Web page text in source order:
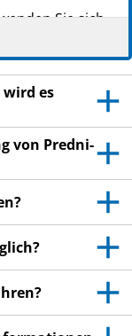
Sie sich
Dritte weiter.
auch wenn
wie Sie.
wenden Sie
Dies gilt auch
Siehe Abschnitt
wird es
von Predni-